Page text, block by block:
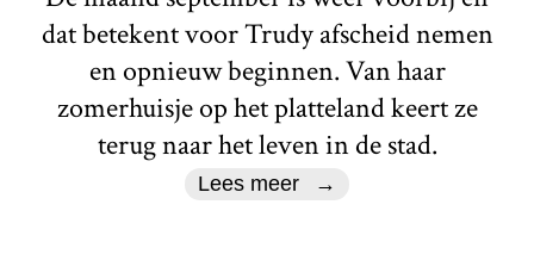
dat betekent voor Trudy afscheid nemen
en opnieuw beginnen. Van haar
zomerhuisje op het platteland keert ze
terug naar het leven in de stad.
Lees meer